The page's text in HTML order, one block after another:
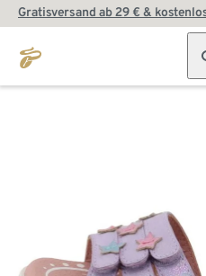
Gratisversand ab 29 € &